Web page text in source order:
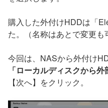
購入した外付けHDDは「
た。（名称はあとで変更も
今回は、NASから外付け
「ローカルディスクから外
【次へ】をクリック。